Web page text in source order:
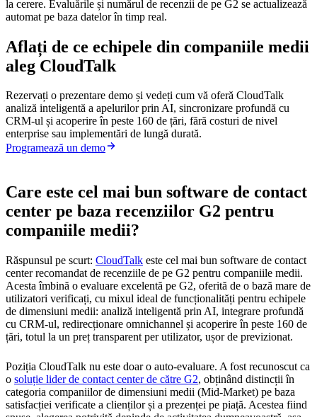
la cerere. Evaluările și numărul de recenzii de pe G2 se actualizează
automat pe baza datelor în timp real.
Aflați de ce echipele din companiile medii
aleg CloudTalk
Rezervați o prezentare demo și vedeți cum vă oferă CloudTalk
analiză inteligentă a apelurilor prin AI, sincronizare profundă cu
CRM-ul și acoperire în peste 160 de țări, fără costuri de nivel
enterprise sau implementări de lungă durată.
Programează un demo
Care este cel mai bun software de contact
center pe baza recenziilor G2 pentru
companiile medii?
Răspunsul pe scurt: CloudTalk este cel mai bun software de contact
center recomandat de recenziile de pe G2 pentru companiile medii.
Acesta îmbină o evaluare excelentă pe G2, oferită de o bază mare de
utilizatori verificați, cu mixul ideal de funcționalități pentru echipele
de dimensiuni medii: analiză inteligentă prin AI, integrare profundă
cu CRM-ul, redirecționare omnichannel și acoperire în peste 160 de
țări, totul la un preț transparent per utilizator, ușor de previzionat.
Poziția CloudTalk nu este doar o auto-evaluare. A fost recunoscut ca
o soluție lider de contact center de către G2, obținând distincții în
categoria companiilor de dimensiuni medii (Mid-Market) pe baza
satisfacției verificate a clienților și a prezenței pe piață. Acestea fiind